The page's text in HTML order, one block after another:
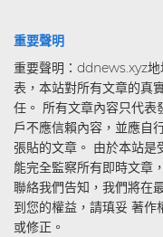
重要聲明
重要聲明：ddnews.xyz
表，本站對所有文章的真
任。 所有文章內容只代表
戶不應信賴內容，並應自
張貼的文章。 由於本站是
能完全監察所有即時文章
聯絡我們告知，我們將在
到您的權益，請瑱妥 著
或修正。